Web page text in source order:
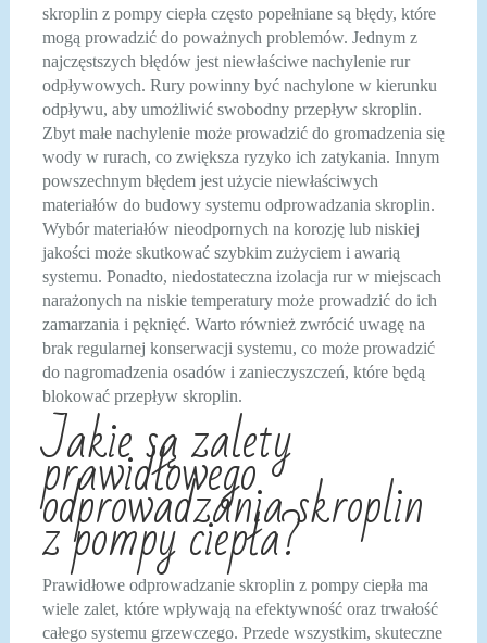
skroplin z pompy ciepła często popełniane są błędy, które
mogą prowadzić do poważnych problemów. Jednym z
najczęstszych błędów jest niewłaściwe nachylenie rur
odpływowych. Rury powinny być nachylone w kierunku
odpływu, aby umożliwić swobodny przepływ skroplin.
Zbyt małe nachylenie może prowadzić do gromadzenia się
wody w rurach, co zwiększa ryzyko ich zatykania. Innym
powszechnym błędem jest użycie niewłaściwych
materiałów do budowy systemu odprowadzania skroplin.
Wybór materiałów nieodpornych na korozję lub niskiej
jakości może skutkować szybkim zużyciem i awarią
systemu. Ponadto, niedostateczna izolacja rur w miejscach
narażonych na niskie temperatury może prowadzić do ich
zamarzania i pęknięć. Warto również zwrócić uwagę na
brak regularnej konserwacji systemu, co może prowadzić
do nagromadzenia osadów i zanieczyszczeń, które będą
blokować przepływ skroplin.
Jakie są zalety
prawidłowego
odprowadzania skroplin
z pompy ciepła?
Prawidłowe odprowadzanie skroplin z pompy ciepła ma
wiele zalet, które wpływają na efektywność oraz trwałość
całego systemu grzewczego. Przede wszystkim, skuteczne